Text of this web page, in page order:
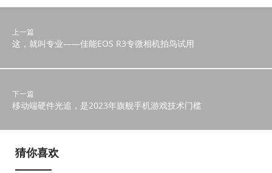
上一篇
这，就叫专业——佳能EOS R3专微相机拍鸟试用
下一篇
移动端硬件光追，是2023年旗舰手机游戏技术门槛
猜你喜欢